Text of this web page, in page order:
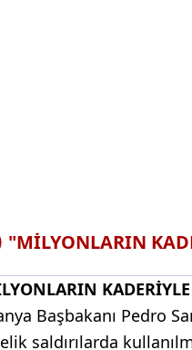
"MİLYONLARIN
Başbakanı Pedro
saldırılarda